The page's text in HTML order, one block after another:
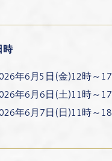
時
年6月5日(金)12時～
年6月6日(土)11時～
年6月7日(日)11時～